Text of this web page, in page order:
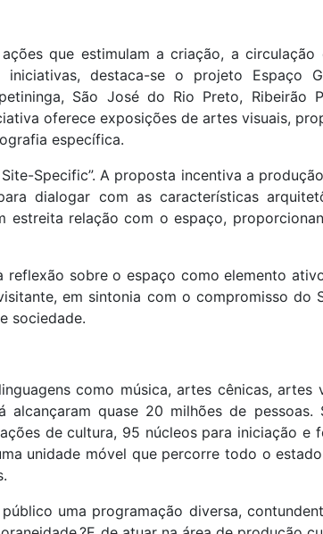
que estimulam a criação, a
destaca-se o projeto Espaço
São José do Rio Preto, Ribeirão
oferece exposições de artes visuais,
específica.
Specific”. A proposta incentiva a
dialogar com as características
estreita relação com o espaço,
sobre o espaço como elemento
em sintonia com o compromisso do
sociedade.
como música, artes cênicas, artes
quase 20 milhões de pessoas.
de cultura, 95 núcleos para iniciação e
unidade móvel que percorre todo o
uma programação diversa,